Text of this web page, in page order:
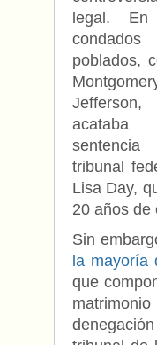
legal.
condados
poblados,
tribunal
Lisa Day,
20 años de
Sin
la mayoría
que